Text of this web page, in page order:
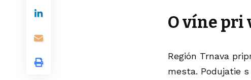
O víne pri
Región Trnava
mesta. Podujatie s